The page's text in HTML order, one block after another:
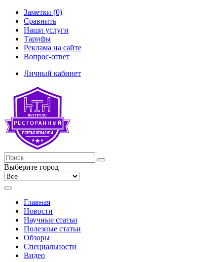
Заметки (0)
Сравнить
Наши услуги
Тарифы
Реклама на сайте
Вопрос-ответ
Личный кабинет
Выберите город
Главная
Новости
Научные статьи
Полезные статьи
Обзоры
Специальности
Видео